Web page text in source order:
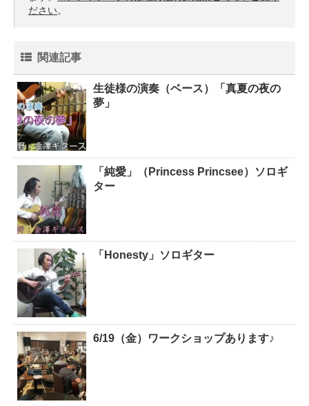
ださい。
関連記事
生徒様の演奏（ベース）「真夏の夜の
夢」
「純愛」（Princess Princsee）ソロギ
ター
「Honesty」ソロギター
6/19（金）ワークショップあります♪